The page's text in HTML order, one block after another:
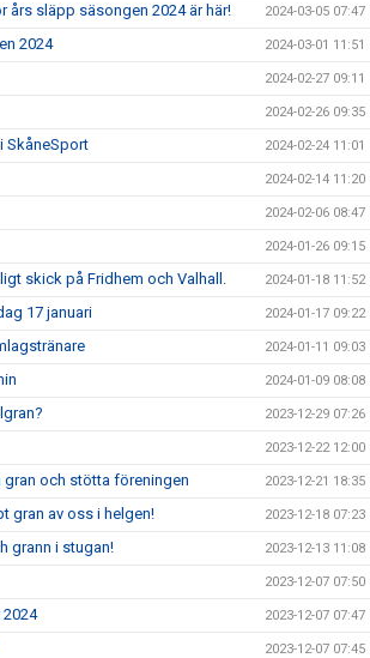
års släpp säsongen 2024 är här! 2024-03-05 07:47
2024 2024-03-01 11:51
2024-02-27 09:11
2024-02-26 09:35
SkåneSport 2024-02-24 11:01
2024-02-14 11:20
2024-02-06 08:47
2024-01-26 09:15
skick på Fridhem och Valhall. 2024-01-18 11:52
17 januari 2024-01-17 09:22
2024-01-11 09:03
2024-01-09 08:08
2023-12-29 07:26
2023-12-22 12:00
och stötta föreningen 2023-12-21 18:35
gran av oss i helgen! 2023-12-18 07:23
grann i stugan! 2023-12-13 11:08
2023-12-07 07:50
2023-12-07 07:47
2023-12-07 07:45